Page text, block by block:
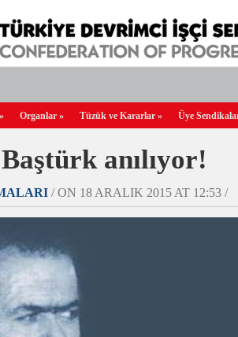
» Organlar » Tüzük ve Kararlar » Üye
anılıyor!
/ ON 18 ARALIK 2015 AT 12:53 /